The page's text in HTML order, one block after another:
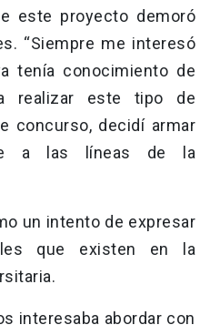
este proyecto demoró
“Siempre me interesó
tenía conocimiento de
realizar este tipo de
concurso, decidí armar
a las líneas de la
un intento de expresar
que existen en la
interesaba abordar con